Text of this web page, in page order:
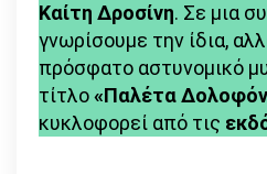
βρίσκουμε
καταφύγιο
στην
τέχνη
ή
Καίτη Δροσίνη. Σε μια
γνωρίσουμε την ίδια,
πρόσφατο αστυνομικό
τίτλο«Παλέτα
κυκλοφορεί από τις